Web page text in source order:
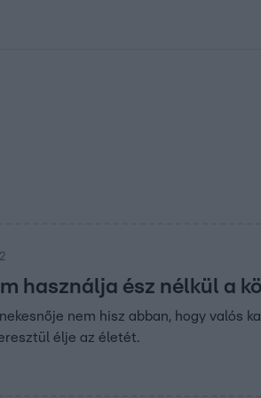
használja ész nélkül a
nem hisz abban, hogy valós
élje az életét.